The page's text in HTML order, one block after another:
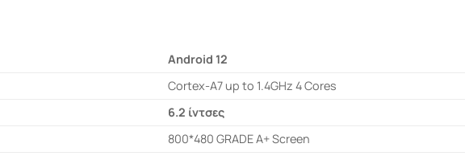
Android 12
Cortex-A7 up to 1.4GHz 4 Cores
6.2 ίντσες
800*480 GRADE A+ Screen